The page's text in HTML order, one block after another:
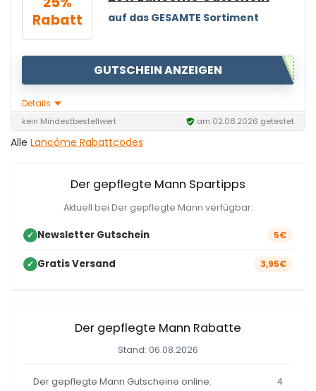
Rabatt
auf das GESAMTE Sortiment
GUTSCHEIN ANZEIGEN
Details
kein Mindestbestellwert am 02.08.2026 getestet
Alle Lancôme Rabattcodes
Der gepflegte Mann Spartipps
Aktuell bei Der gepflegte Mann verfügbar:
✓ Newsletter Gutschein 5€
✓ Gratis Versand 3,95€
Der gepflegte Mann Rabatte
Stand: 06.08.2026
Der gepflegte Mann Gutscheine online:
4